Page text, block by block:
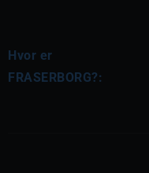
Hvor er
FRASERBORG?: